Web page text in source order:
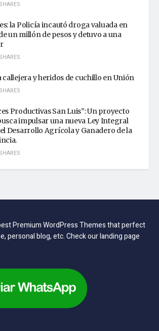
la Policía incautó droga valuada en
un millón de pesos y detuvo a una
callejera y heridos de cuchillo en Unión
Productivas San Luis”: Un proyecto
impulsar una nueva Ley Integral
Desarrollo Agrícola y Ganadero de la
Premium WordPress Themes that perfect
personal blog, etc. Check our landing page